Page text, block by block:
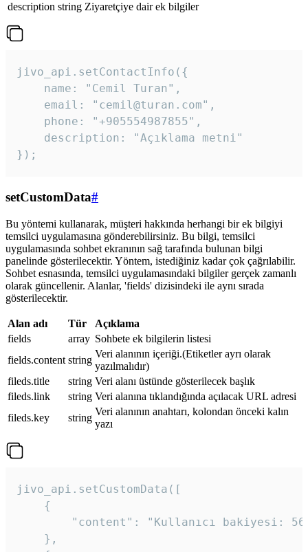
description string Ziyaretçiye dair ek bilgiler
jivo_api.setContactInfo({
    name: "Cemil Turan",
    email: "cemil@turan.com",
    phone: "+905554987855",
    description: "Açıklama metni"
});
setCustomData#
Bu yöntemi kullanarak, müşteri hakkında herhangi bir ek bilgiyi
temsilci uygulamasına gönderebilirsiniz. Bu bilgi, temsilci
uygulamasında sohbet ekranının sağ tarafında bulunan bilgi
panelinde gösterilecektir. Yöntem, istediğiniz kadar çok çağrılabilir.
Sohbet esnasında, temsilci uygulamasındaki bilgiler gerçek zamanlı
olarak güncellenir. Alanlar, 'fields' dizisindeki ile aynı sırada
gösterilecektir.
Alan adı Tür
Açıklama
fields
array Sohbete ek bilgilerin listesi
fields.content string
Veri alanının içeriği.(Etiketler ayrı olarak
yazılmalıdır)
fileds.title
string Veri alanı üstünde gösterilecek başlık
fileds.link
string Veri alanına tıklandığında açılacak URL adresi
fileds.key
string
Veri alanının anahtarı, kolondan önceki kalın
yazı
jivo_api.setCustomData([
    {
"content": "Kullanıcı bakiyesi:
    },